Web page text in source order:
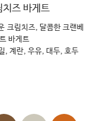
치즈 바게트
크림치즈, 달콤한 크랜베
바게트
, 계란, 우유, 대두, 호두